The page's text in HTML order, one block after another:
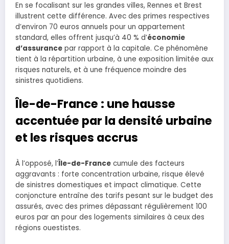
En se focalisant sur les grandes villes, Rennes et Brest
illustrent cette différence. Avec des primes respectives
d’environ 70 euros annuels pour un appartement
standard, elles offrent jusqu’à 40 % d’économie
d’assurance par rapport à la capitale. Ce phénomène
tient à la répartition urbaine, à une exposition limitée aux
risques naturels, et à une fréquence moindre des
sinistres quotidiens.
Île-de-France : une hausse
accentuée par la densité urbaine
et les risques accrus
À l’opposé, l’Île-de-France cumule des facteurs
aggravants : forte concentration urbaine, risque élevé
de sinistres domestiques et impact climatique. Cette
conjoncture entraîne des tarifs pesant sur le budget des
assurés, avec des primes dépassant régulièrement 100
euros par an pour des logements similaires à ceux des
régions ouestistes.